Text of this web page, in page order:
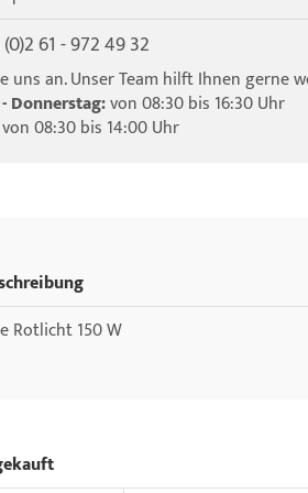
61 - 972 49 32
uns an. Unser Team hilft Ihnen gerne
Donnerstag:von 08:30 bis 16:30 Uhr
von 08:30 bis 14:00 Uhr
Rotlicht 150 W